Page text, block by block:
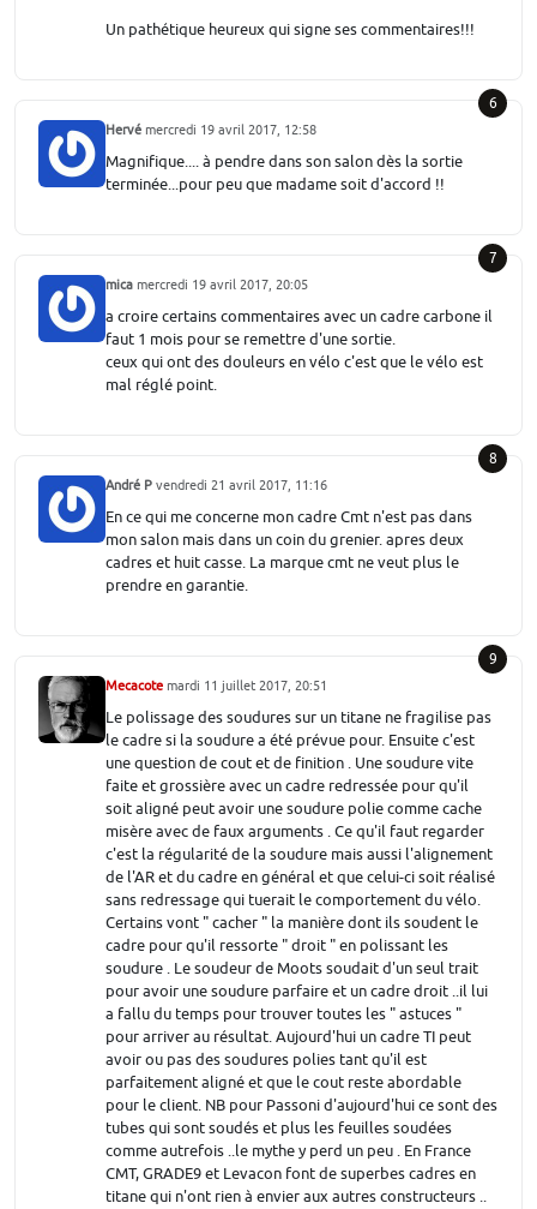
Un pathétique heureux qui signe ses commentaires!!!
6
Hervé mercredi 19 avril 2017, 12:58
Magnifique.... à pendre dans son salon dès la sortie
terminée...pour peu que madame soit d'accord !!
7
mica mercredi 19 avril 2017, 20:05
a croire certains commentaires avec un cadre carbone il
faut 1 mois pour se remettre d'une sortie.
ceux qui ont des douleurs en vélo c'est que le vélo est
mal réglé point.
8
André P vendredi 21 avril 2017, 11:16
En ce qui me concerne mon cadre Cmt n'est pas dans
mon salon mais dans un coin du grenier. apres deux
cadres et huit casse. La marque cmt ne veut plus le
prendre en garantie.
9
Mecacote mardi 11 juillet 2017, 20:51
Le polissage des soudures sur un titane ne fragilise pas
le cadre si la soudure a été prévue pour. Ensuite c'est
une question de cout et de finition . Une soudure vite
faite et grossière avec un cadre redressée pour qu'il
soit aligné peut avoir une soudure polie comme cache
misère avec de faux arguments . Ce qu'il faut regarder
c'est la régularité de la soudure mais aussi l'alignement
de l'AR et du cadre en général et que celui-ci soit réalisé
sans redressage qui tuerait le comportement du vélo.
Certains vont " cacher " la manière dont ils soudent le
cadre pour qu'il ressorte " droit " en polissant les
soudure . Le soudeur de Moots soudait d'un seul trait
pour avoir une soudure parfaire et un cadre droit ..il lui
a fallu du temps pour trouver toutes les " astuces "
pour arriver au résultat. Aujourd'hui un cadre TI peut
avoir ou pas des soudures polies tant qu'il est
parfaitement aligné et que le cout reste abordable
pour le client. NB pour Passoni d'aujourd'hui ce sont des
tubes qui sont soudés et plus les feuilles soudées
comme autrefois ..le mythe y perd un peu . En France
CMT, GRADE9 et Levacon font de superbes cadres en
titane qui n'ont rien à envier aux autres constructeurs ..